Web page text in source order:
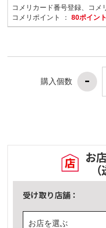
コメリカード番号登録、コメ
コメリポイント ： 80ポイン
購入個数
お
受け取り店舗：
お店を選ぶ